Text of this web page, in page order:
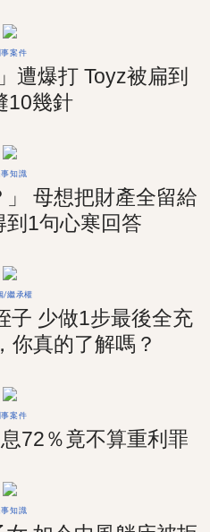
事案件
遭爆打 Toyz被扁到
10幾針
事知識
」 母想把財產全留給
到1句心寒回答
/繼承權
子 少做1步最後全充
你真的了解嗎？
事案件
72％竟不算重利罪
事知識